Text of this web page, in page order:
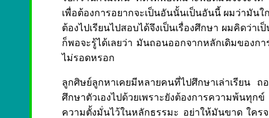
เพื่อต้องการอยากจะเป็นอันนั้นเป็นอันนี้ ผมว่ามัน
ต้องไปเรียนไปสอบได้จึงเป็นเรื่องศึกษา ผมคิดว่า
ก็พอจะรู้ได้เลยว่า มันถอนออกจากหลักเดิมของ
ไม่รอดหรอก
ลูกศิษย์ลูกหาเคยมีหลายคนที่ไปศึกษาเล่าเรียน
ศึกษาตัวเองไปด้วยเพราะยังต้องการความพ้น
ความตั้งมั่นไว้ในหลักธรรมะ อย่าให้มันขาด ใคร